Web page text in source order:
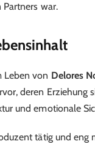
war.
Leben von Delores
deren Erziehung
und emotionale
tätig und eng